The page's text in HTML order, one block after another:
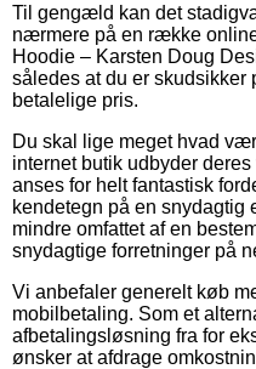
Til gengæld kan det
nærmere på en række
Hoodie – Karsten Doug
således at du er skudsikker
betalelige pris.
Du skal lige meget hvad
internet butik udbyder
anses for helt fantastisk
kendetegn på en snydagtig
mindre omfattet af en
snydagtige forretninger på
Vi anbefaler generelt køb
mobilbetaling. Som et
afbetalingsløsning fra for
ønsker at afdrage